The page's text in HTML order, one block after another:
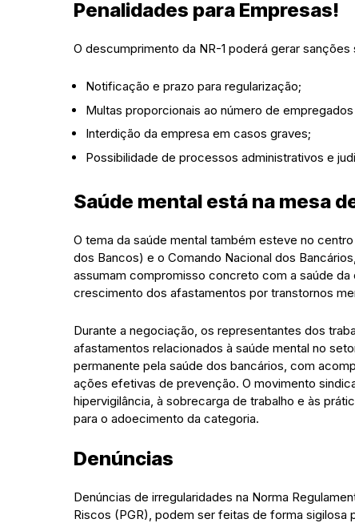
Penalidades para Empresas!
O descumprimento da NR-1 poderá gerar sanções
Notificação e prazo para regularização;
Multas proporcionais ao número de
Interdição da empresa em casos graves;
Possibilidade de processos administrativos e
Saúde mental está na mesa
O tema da saúde mental também esteve no
dos Bancos) e o Comando Nacional dos
assumam compromisso concreto com a saúde
crescimento dos afastamentos por transtornos
Durante a negociação, os representantes dos
afastamentos relacionados à saúde mental no
permanente pela saúde dos bancários, com
ações efetivas de prevenção. O movimento
hipervigilância, à sobrecarga de trabalho e às
para o adoecimento da categoria.
Denúncias
Denúncias de irregularidades na Norma
Riscos (PGR), podem ser feitas de forma sigilosa